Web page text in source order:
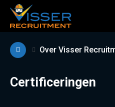
Over Visser
Certificeringen